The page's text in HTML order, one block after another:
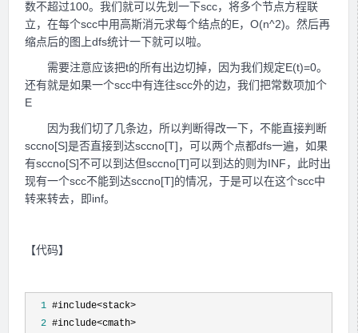
数不超过100。我们就可以先划一下scc，将多个节点方程联
立，在每个scc中用高斯消元求每个结点的E，O(n^2)。然后再
缩点后的图上dfs统计一下就可以啦。
需要注意应该把t的所有出边切掉，因为我们规定E(t)=0。
还有就是如果一个scc中有连往scc外的边，我们把常数项加个
E
因为我们切了几条边，所以判断得改一下，不能直接判断
sccno[S]是否直接到达sccno[T]，可以两个点都dfs一遍，如果
有sccno[S]不可以到达但sccno[T]可以到达的则为INF，此时出
现有一个scc不能到达sccno[T]的情况，于是可以在这个scc中
转来转去，即inf。
【代码】
  1
  2